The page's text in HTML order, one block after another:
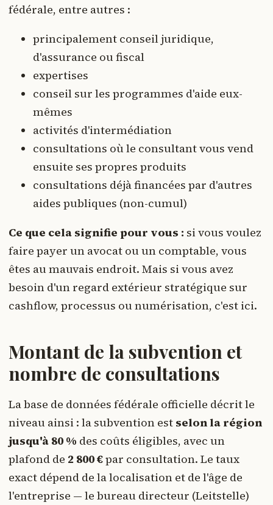
fédérale, entre autres :
principalement conseil juridique,
d'assurance ou fiscal
expertises
conseil sur les programmes d'aide eux-
mêmes
activités d'intermédiation
consultations où le consultant vous vend
ensuite ses propres produits
consultations déjà financées par d'autres
aides publiques (non-cumul)
Ce que cela signifie pour vous : si vous voulez
faire payer un avocat ou un comptable, vous
êtes au mauvais endroit. Mais si vous avez
besoin d'un regard extérieur stratégique sur
cashflow, processus ou numérisation, c'est ici.
Montant de la subvention et
nombre de consultations
La base de données fédérale officielle décrit le
niveau ainsi : la subvention est selon la région
jusqu'à 80 % des coûts éligibles, avec un
plafond de 2 800 €par consultation. Le taux
exact dépend de la localisation et de l'âge de
l'entreprise — le bureau directeur (Leitstelle)